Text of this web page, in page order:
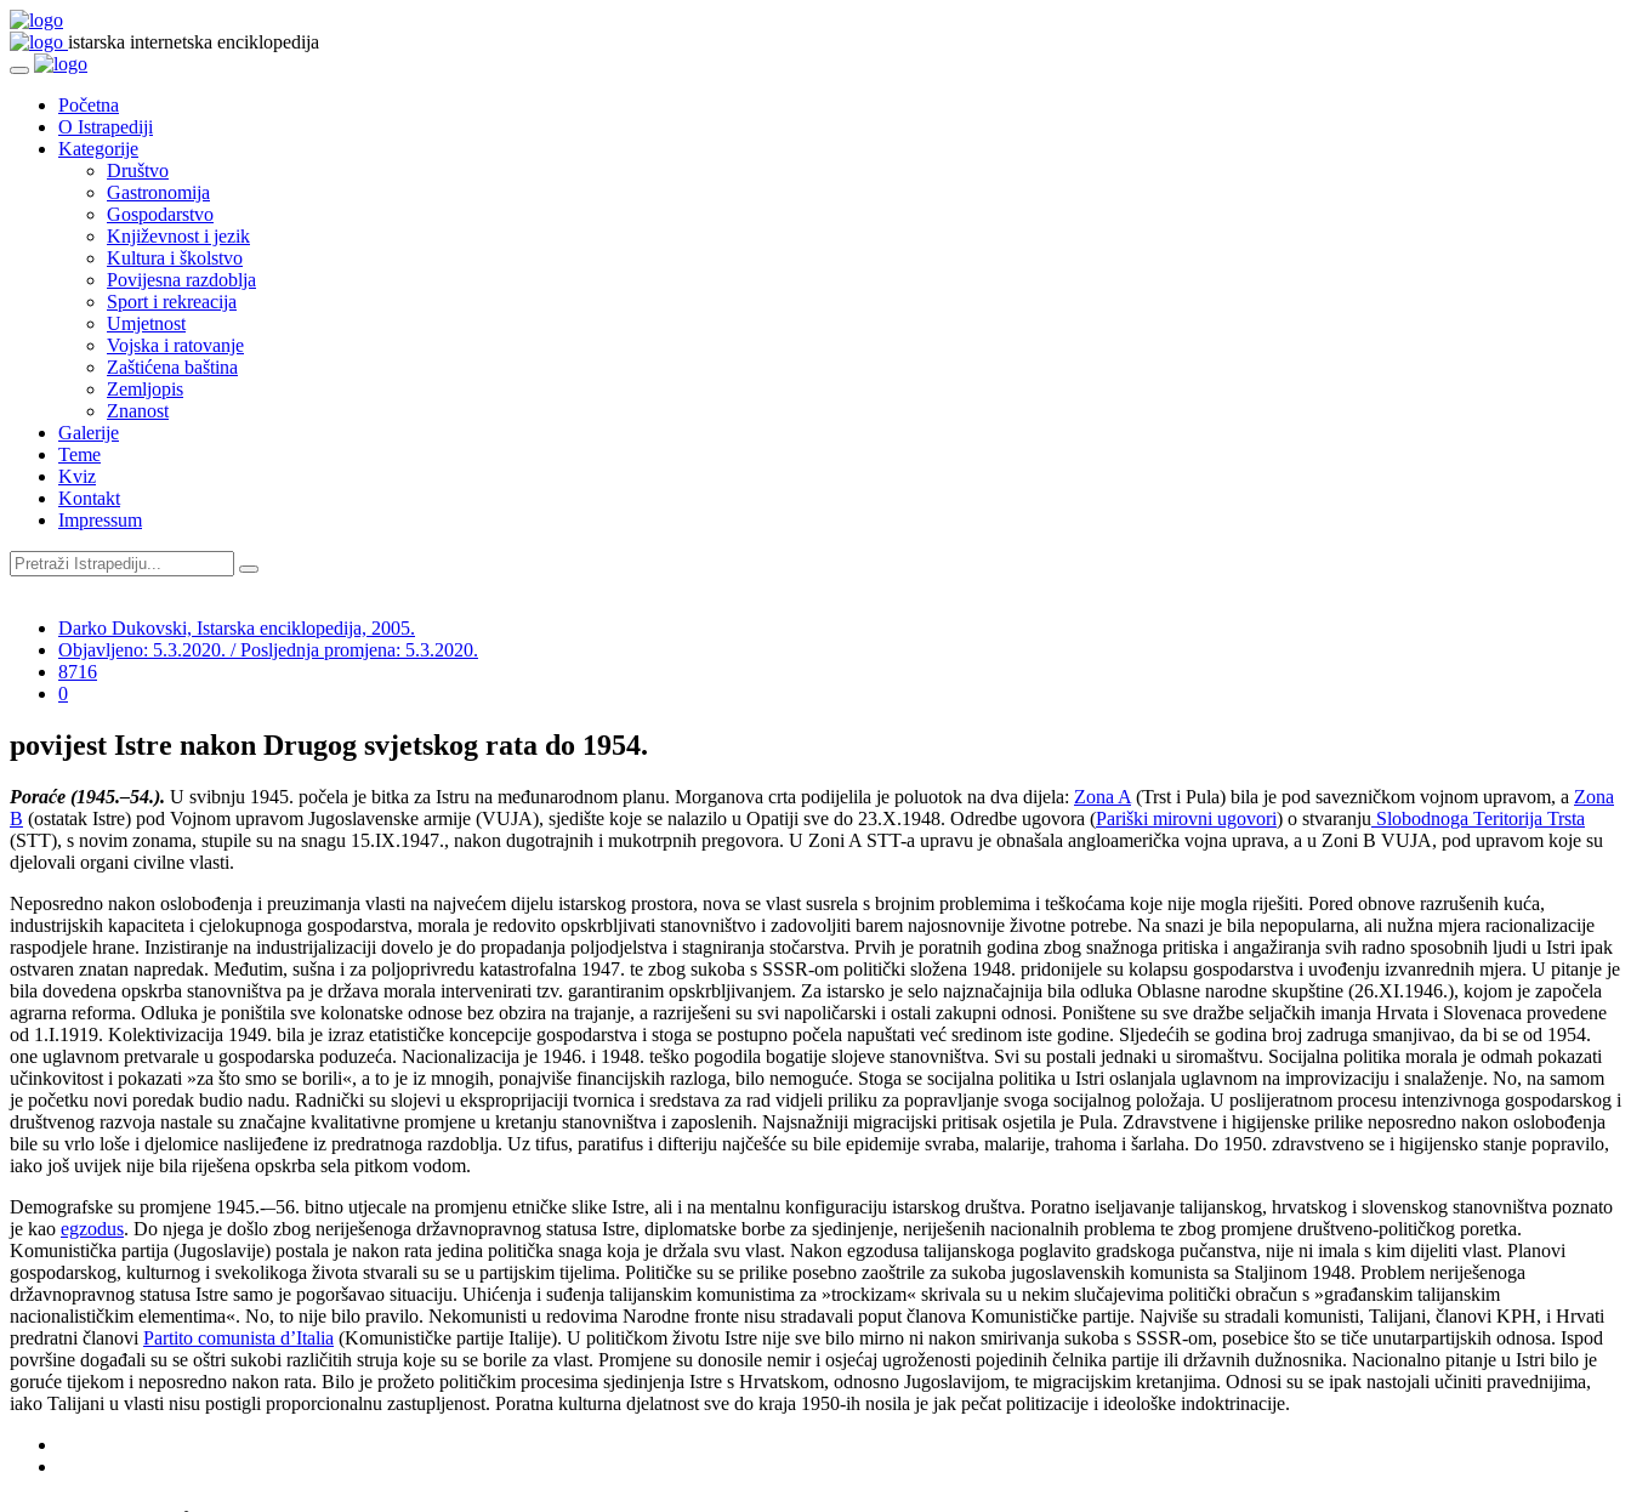
istarska internetska enciklopedija
Početna
O Istrapediji
Kategorije
Društvo
Gastronomija
Gospodarstvo
Književnost i jezik
Kultura i školstvo
Povijesna razdoblja
Sport i rekreacija
Umjetnost
Vojska i ratovanje
Zaštićena baština
Zemljopis
Znanost
Galerije
Teme
Kviz
Kontakt
Impressum
Darko Dukovski, Istarska enciklopedija, 2005.
Objavljeno: 5.3.2020. / Posljednja promjena: 5.3.2020.
8716
0
povijest Istre nakon Drugog svjetskog rata do 1954.
Poraće (1945.–54.). U svibnju 1945. počela je bitka za Istru na međunarodnom planu. Morganova crta podijelila je poluotok na dva dijela: Zona A (Trst i Pula) bila je pod savezničkom vojnom upravom, a Zona
B (ostatak Istre) pod Vojnom upravom Jugoslavenske armije (VUJA), sjedište koje se nalazilo u Opatiji sve do 23.X.1948. Odredbe ugovora (Pariški mirovni ugovori) o stvaranju Slobodnoga Teritorija Trsta
(STT), s novim zonama, stupile su na snagu 15.IX.1947., nakon dugotrajnih i mukotrpnih pregovora. U Zoni A STT-a upravu je obnašala angloamerička vojna uprava, a u Zoni B VUJA, pod upravom koje su
djelovali organi civilne vlasti.
Neposredno nakon oslobođenja i preuzimanja vlasti na najvećem dijelu istarskog prostora, nova se vlast susrela s brojnim problemima i teškoćama koje nije mogla riješiti. Pored obnove razrušenih kuća,
industrijskih kapaciteta i cjelokupnoga gospodarstva, morala je redovito opskrbljivati stanovništvo i zadovoljiti barem najosnovnije životne potrebe. Na snazi je bila nepopularna, ali nužna mjera racionalizacije
raspodjele hrane. Inzistiranje na industrijalizaciji dovelo je do propadanja poljodjelstva i stagniranja stočarstva. Prvih je poratnih godina zbog snažnoga pritiska i angažiranja svih radno sposobnih ljudi u Istri ipak
ostvaren znatan napredak. Međutim, sušna i za poljoprivredu katastrofalna 1947. te zbog sukoba s SSSR-om politički složena 1948. pridonijele su kolapsu gospodarstva i uvođenju izvanrednih mjera. U pitanje je
bila dovedena opskrba stanovništva pa je država morala intervenirati tzv. garantiranim opskrbljivanjem. Za istarsko je selo najznačajnija bila odluka Oblasne narodne skupštine (26.XI.1946.), kojom je započela
agrarna reforma. Odluka je poništila sve kolonatske odnose bez obzira na trajanje, a razriješeni su svi napoličarski i ostali zakupni odnosi. Poništene su sve dražbe seljačkih imanja Hrvata i Slovenaca provedene
od 1.I.1919. Kolektivizacija 1949. bila je izraz etatističke koncepcije gospodarstva i stoga se postupno počela napuštati već sredinom iste godine. Sljedećih se godina broj zadruga smanjivao, da bi se od 1954.
one uglavnom pretvarale u gospodarska poduzeća. Nacionalizacija je 1946. i 1948. teško pogodila bogatije slojeve stanovništva. Svi su postali jednaki u siromaštvu. Socijalna politika morala je odmah pokazati
učinkovitost i pokazati »za što smo se borili«, a to je iz mnogih, ponajviše financijskih razloga, bilo nemoguće. Stoga se socijalna politika u Istri oslanjala uglavnom na improvizaciju i snalaženje. No, na samom
je početku novi poredak budio nadu. Radnički su slojevi u eksproprijaciji tvornica i sredstava za rad vidjeli priliku za popravljanje svoga socijalnog položaja. U poslijeratnom procesu intenzivnoga gospodarskog i
društvenog razvoja nastale su značajne kvalitativne promjene u kretanju stanovništva i zaposlenih. Najsnažniji migracijski pritisak osjetila je Pula. Zdravstvene i higijenske prilike neposredno nakon oslobođenja
bile su vrlo loše i djelomice naslijeđene iz predratnoga razdoblja. Uz tifus, paratifus i difteriju najčešće su bile epidemije svraba, malarije, trahoma i šarlaha. Do 1950. zdravstveno se i higijensko stanje popravilo,
iako još uvijek nije bila riješena opskrba sela pitkom vodom.
Demografske su promjene 1945.-–56. bitno utjecale na promjenu etničke slike Istre, ali i na mentalnu konfiguraciju istarskog društva. Poratno iseljavanje talijanskog, hrvatskog i slovenskog stanovništva poznato
je kao egzodus. Do njega je došlo zbog neriješenoga državnopravnog statusa Istre, diplomatske borbe za sjedinjenje, neriješenih nacionalnih problema te zbog promjene društveno-političkog poretka.
Komunistička partija (Jugoslavije) postala je nakon rata jedina politička snaga koja je držala svu vlast. Nakon egzodusa talijanskoga poglavito gradskoga pučanstva, nije ni imala s kim dijeliti vlast. Planovi
gospodarskog, kulturnog i svekolikoga života stvarali su se u partijskim tijelima. Političke su se prilike posebno zaoštrile za sukoba jugoslavenskih komunista sa Staljinom 1948. Problem neriješenoga
državnopravnog statusa Istre samo je pogoršavao situaciju. Uhićenja i suđenja talijanskim komunistima za »trockizam« skrivala su u nekim slučajevima politički obračun s »građanskim talijanskim
nacionalističkim elementima«. No, to nije bilo pravilo. Nekomunisti u redovima Narodne fronte nisu stradavali poput članova Komunističke partije. Najviše su stradali komunisti, Talijani, članovi KPH, i Hrvati
predratni članovi Partito comunista d’Italia (Komunističke partije Italije). U političkom životu Istre nije sve bilo mirno ni nakon smirivanja sukoba s SSSR-om, posebice što se tiče unutarpartijskih odnosa. Ispod
površine događali su se oštri sukobi različitih struja koje su se borile za vlast. Promjene su donosile nemir i osjećaj ugroženosti pojedinih čelnika partije ili državnih dužnosnika. Nacionalno pitanje u Istri bilo je
goruće tijekom i neposredno nakon rata. Bilo je prožeto političkim procesima sjedinjenja Istre s Hrvatskom, odnosno Jugoslavijom, te migracijskim kretanjima. Odnosi su se ipak nastojali učiniti pravednijima,
iako Talijani u vlasti nisu postigli proporcionalnu zastupljenost. Poratna kulturna djelatnost sve do kraja 1950-ih nosila je jak pečat politizacije i ideološke indoktrinacije.